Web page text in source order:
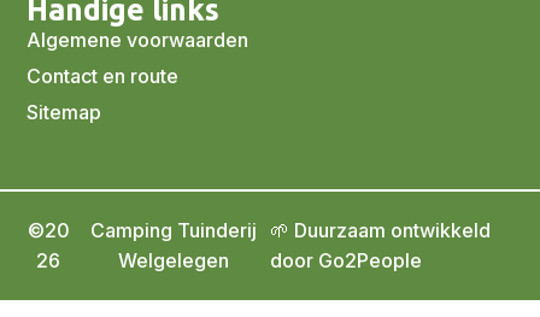
Handige links
Algemene voorwaarden
Contact en route
Sitemap
©20
26
Camping Tuinderij
Welgelegen
🌱 Duurzaam ontwikkeld
door Go2People